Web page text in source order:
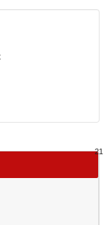
21